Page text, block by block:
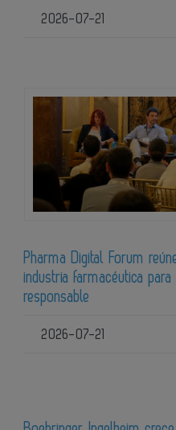
2026-07-21
Pharma Digital Forum
industria farmacéutica
responsable
2026-07-21